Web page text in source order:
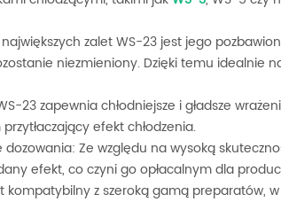
zalet WS-23 jest jego
niezmieniony. Dzięki temu idealnie
23 zapewnia chłodniejsze i gładsze
efekt chłodzenia.
Ze względu na wysoką
efekt, co czyni go opłacalnym dla
kompatybilny z szeroką gamą preparatów,